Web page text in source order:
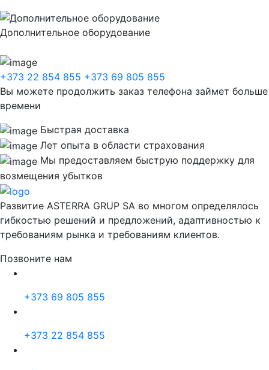
Дополнительное оборудование
+373 22 854 855 +373 69 805 855
Вы можете продолжить заказ телефона займет больше
времени
Быстрая доставка
Лет опыта в области страхования
Мы предоставляем быструю поддержку для
возмещения убытков
Развитие ASTERRA GRUP SA во многом определялось
гибкостью решений и предложений, адаптивностью к
требованиям рынка и требованиям клиентов.
Позвоните нам
+373 69 805 855
+373 22 854 855